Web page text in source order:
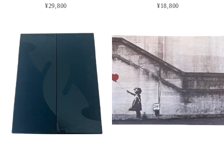
¥29,800
¥18,800